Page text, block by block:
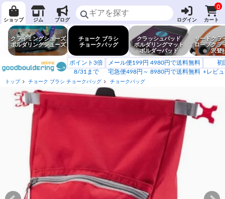
ショップ ジム ブログ ログイン
0
カート
クライミングシューズ
ボルダリングシューズ
チョーク ブラシ
チョークバッグ
クラッシュパッド
ボルダリングマット
ボルダーパッド
リードクラ
ロープクラ
沢登
ポイント3倍
8/31まで
メール便199円 4980円で送料無料
宅急便498円～ 8980円で送料無料
初
+レビ
トップ チョーク ブラシ チョークバッグ チョークバッグ